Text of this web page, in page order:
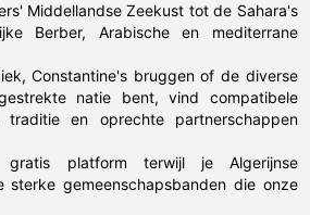
Middellandse Zeekust tot de Sahara's
Berber, Arabische en mediterrane
Constantine's bruggen of de diverse
natie bent, vind compatibele
traditie en oprechte partnerschappen
gratis platform terwijl je Algerijnse
gemeenschapsbanden die onze